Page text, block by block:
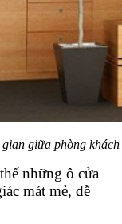
giữa phòng
những ô cửa
mát mẻ, dễ